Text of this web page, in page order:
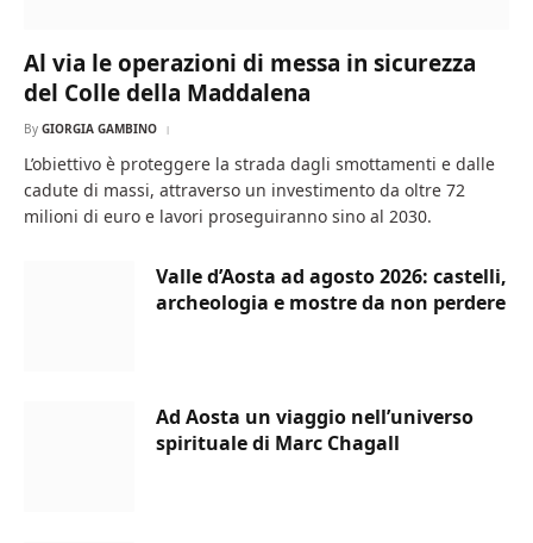
Al via le operazioni di messa in sicurezza
del Colle della Maddalena
By GIORGIA GAMBINO
L’obiettivo è proteggere la strada dagli smottamenti e dalle
cadute di massi, attraverso un investimento da oltre 72
milioni di euro e lavori proseguiranno sino al 2030.
Valle d’Aosta ad agosto 2026: castelli,
archeologia e mostre da non perdere
Ad Aosta un viaggio nell’universo
spirituale di Marc Chagall